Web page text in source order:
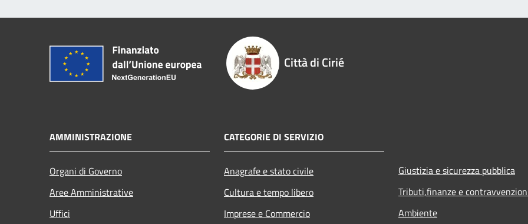
Città di Cirié
AMMINISTRAZIONE
Organi di Governo
Aree Amministrative
Uffici
CATEGORIE DI SERVIZIO
Anagrafe e stato civile
Cultura e tempo libero
Imprese e Commercio
Giustizia e sicurezza pubblica
Tributi,finanze e
Ambiente